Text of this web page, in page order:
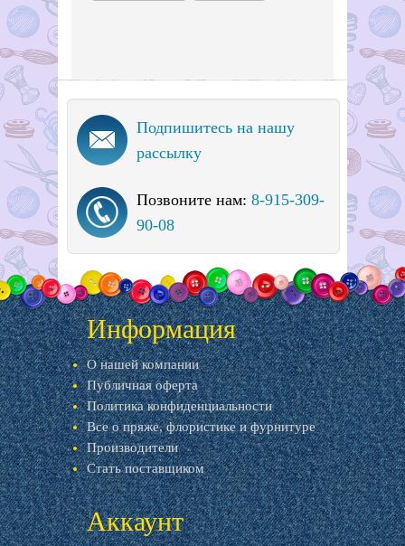
Подпишитесь на нашу
рассылку
Позвоните нам: 8-915-309-
90-08
Информация
О нашей компании
Публичная оферта
Политика конфиденциальности
Все о пряже, флористике и фурнитуре
Производители
Стать поставщиком
Аккаунт